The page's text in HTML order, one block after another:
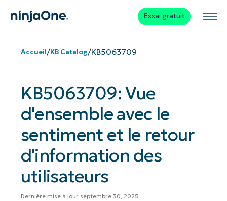
Essai gratuit
Accueil/KB Catalog/KB5063709
KB5063709: Vue
d'ensemble avec le
sentiment et le retour
d'information des
utilisateurs
Dernière mise à jour septembre 30, 2025